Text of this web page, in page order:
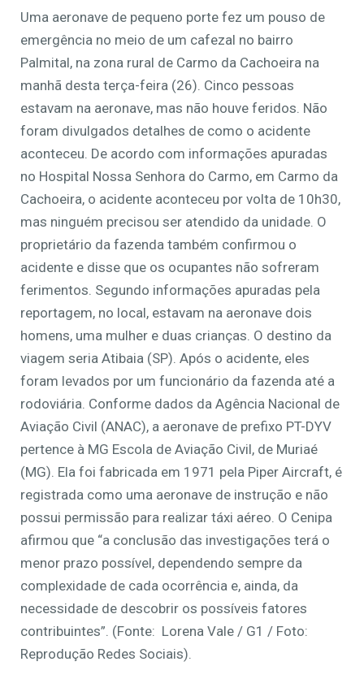
Uma aeronave de pequeno porte fez um pouso de
emergência no meio de um cafezal no bairro
Palmital, na zona rural de Carmo da Cachoeira na
manhã desta terça-feira (26). Cinco pessoas
estavam na aeronave, mas não houve feridos. Não
foram divulgados detalhes de como o acidente
aconteceu. De acordo com informações apuradas
no Hospital Nossa Senhora do Carmo, em Carmo da
Cachoeira, o acidente aconteceu por volta de 10h30,
mas ninguém precisou ser atendido da unidade. O
proprietário da fazenda também confirmou o
acidente e disse que os ocupantes não sofreram
ferimentos. Segundo informações apuradas pela
reportagem, no local, estavam na aeronave dois
homens, uma mulher e duas crianças. O destino da
viagem seria Atibaia (SP). Após o acidente, eles
foram levados por um funcionário da fazenda até a
rodoviária. Conforme dados da Agência Nacional de
Aviação Civil (ANAC), a aeronave de prefixo PT-DYV
pertence à MG Escola de Aviação Civil, de Muriaé
(MG). Ela foi fabricada em 1971 pela Piper Aircraft, é
registrada como uma aeronave de instrução e não
possui permissão para realizar táxi aéreo. O Cenipa
afirmou que “a conclusão das investigações terá o
menor prazo possível, dependendo sempre da
complexidade de cada ocorrência e, ainda, da
necessidade de descobrir os possíveis fatores
contribuintes”. (Fonte: Lorena Vale / G1 / Foto:
Reprodução Redes Sociais).